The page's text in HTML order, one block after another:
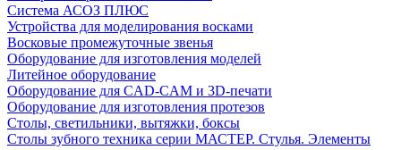
Система АСОЗ ПЛЮС
Устройства для моделирования восками
Восковые промежуточные звенья
Оборудование для изготовления моделей
Литейное оборудование
Оборудование для CAD-CAM и 3D-печати
Оборудование для изготовления протезов
Cтолы, светильники, вытяжки, боксы
Столы зубного техника серии МАСТЕР. Стулья. Элементы